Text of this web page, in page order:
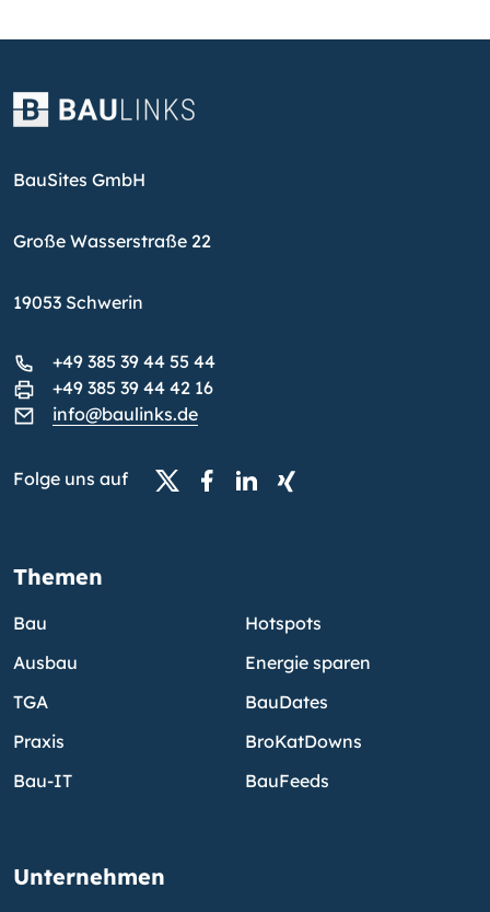
BauSites GmbH
Große Wasserstraße 22
19053 Schwerin
+49 385 39 44 55 44
+49 385 39 44 42 16
info@baulinks.de
Folge uns auf
Themen
Bau
Ausbau
TGA
Praxis
Bau-IT
Hotspots
Energie sparen
BauDates
BroKatDowns
BauFeeds
Unternehmen